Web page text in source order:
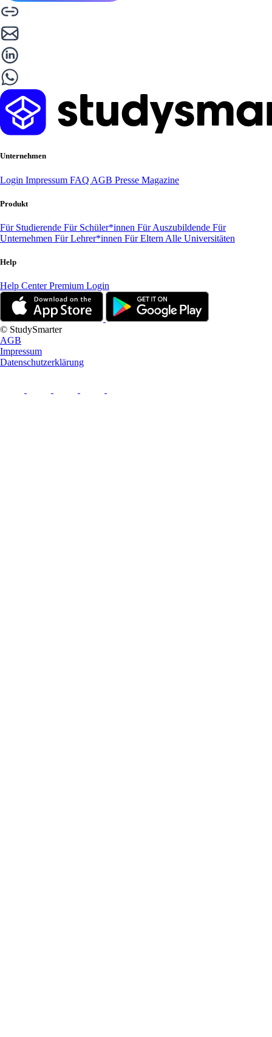
Unternehmen
Login Impressum FAQ AGB Presse Magazine
Produkt
Für Studierende Für Schüler*innen Für Auszubildende Für
Unternehmen Für Lehrer*innen Für Eltern Alle Universitäten
Help
Help CenterPremium Login
© StudySmarter
AGB
Impressum
Datenschutzerklärung